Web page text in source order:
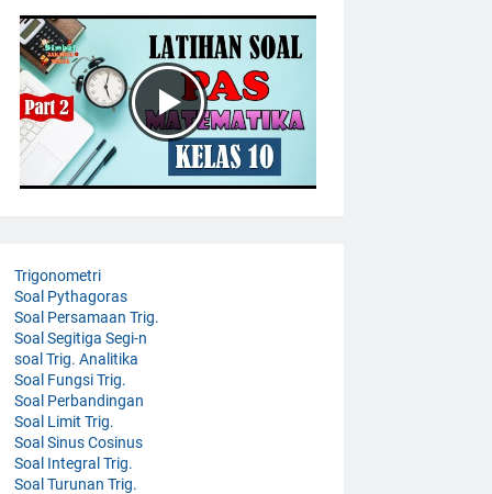
Trigonometri
Soal Pythagoras
Soal Persamaan Trig.
Soal Segitiga Segi-n
soal Trig. Analitika
Soal Fungsi Trig.
Soal Perbandingan
Soal Limit Trig.
Soal Sinus Cosinus
Soal Integral Trig.
Soal Turunan Trig.